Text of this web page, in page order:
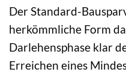
Der Standard-
herkömmliche Form
Darlehensphase klar
Erreichen eines